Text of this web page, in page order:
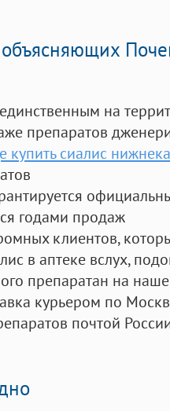
на
препаратов
купить сиалис
годами продаж
клиентов,
в аптеке вслух,
препаратан на
курьером по
почтой